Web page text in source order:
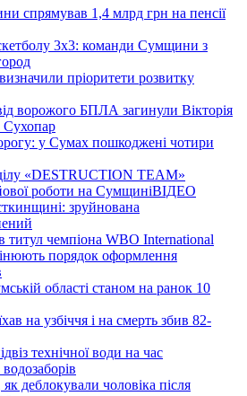
спрямував 1,4 млрд грн на пенсії
3х3: команди Сумщини з
пріоритети розвитку
ворожого БПЛА загинули Вікторія
у Сумах пошкоджені чотири
«DESTRUCTION TEAM»
роботи на СумщиніВІДЕО
зруйнована
титул чемпіона WBO International
порядок оформлення
області станом на ранок 10
на узбіччя і на смерть збив 82-
технічної води на час
деблокували чоловіка після